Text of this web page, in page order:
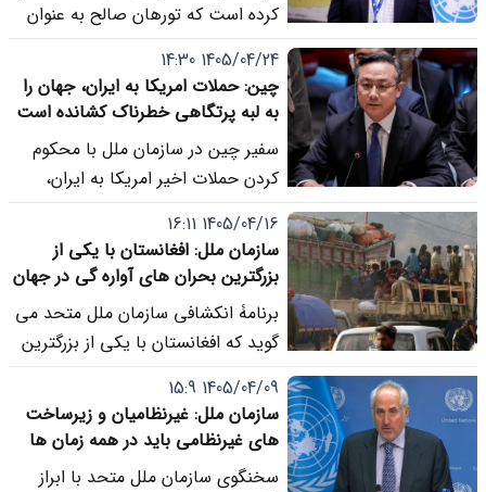
کرده است که تورهان صالح به عنوان
نمایندۀ جدید این نهاد در افغانستان،
رسماً کارش را آغاز کرده است.
1405/04/24 14:30
چین: حملات امریکا به ایران، جهان را
به لبه پرتگاهی خطرناک کشانده است
سفیر چین در سازمان ملل با محکوم
کردن حملات اخیر امریکا به ایران،
هشدار داد که این اقدامات منطقه را بار
دیگر به «لبه پرتگاهی خطرناک» سوق
داده و از واشنگتن خواست به جای
ایجاد درگیری ها و آشوب های جدید،
از تشدید تنش ها در غرب آسیا دست
بردارد.
1405/04/16 16:11
سازمان ملل: افغانستان با یکی از
بزرگترین بحران های آواره گی در جهان
روبه رو است
برنامۀ انکشافی سازمان ملل متحد می
گوید که افغانستان با یکی از بزرگترین
بحران های آواره گی جهان در بحبوحۀ
خشکسالی و زلزله روبه رو است.
1405/04/09 15:9
سازمان ملل: غیرنظامیان و زیرساخت
های غیرنظامی باید در همه زمان ها
محافظت شوند
سخنگوی سازمان ملل متحد با ابراز